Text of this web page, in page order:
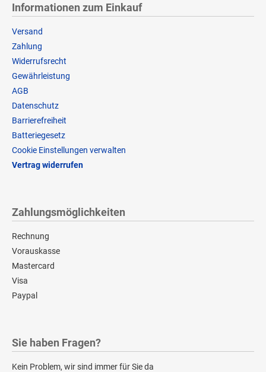
Informationen zum Einkauf
Versand
Zahlung
Widerrufsrecht
Gewährleistung
AGB
Datenschutz
Barrierefreiheit
Batteriegesetz
Cookie Einstellungen verwalten
Vertrag widerrufen
Zahlungsmöglichkeiten
Rechnung
Vorauskasse
Mastercard
Visa
Paypal
Sie haben Fragen?
Kein Problem, wir sind immer für Sie da